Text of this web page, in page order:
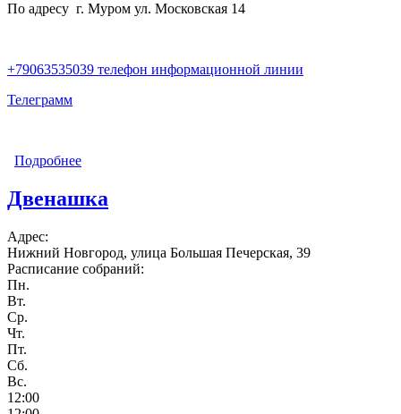
По адресу г. Муром ул. Московская 14
+79063535039 телефон информационной линии
Телеграмм
Подробнее
Двенашка
Адрес:
Нижний Новгород, улица Большая Печерская, 39
Расписание собраний:
Пн.
Вт.
Ср.
Чт.
Пт.
Сб.
Вс.
12:00